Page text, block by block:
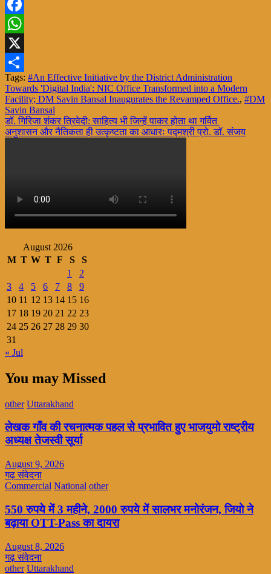
Facebook
WhatsApp
X
Share
Tags: #An Effective Initiative by the District Administration
Towards 'Digital India': NIC Office Transformed into a Modern
Facility; DM Savin Bansal Inaugurates the Revamped Office., #DM
Savin Bansal
Post
navigation
डॉ. गिरिजा शंकर त्रिवेदी: साहित्य भी जिन्हें पाकर होता था गर्वित
अनुशासन और नैतिकता ही उत्कृष्टता का आधारः पद्मश्री प्रो. डॉ. संजय
August 2026
M T W T F S
S
1
2
3
4 5 6 7 8
9
10 11 12 13 14 15 16
17 18 19 20 21 22 23
24 25 26 27 28 29 30
31
« Jul
You may Missed
other Uttarakhand
लेखक गाँव की रचनात्मक पहल से प्रभावित हुए भाजयुमो राष्ट्रीय
अध्यक्ष तेजस्वी सूर्या
August 9, 2026
गढ़ संवेदना
Commercial National other
550 रुपये में 3 महीने, 2000 रुपये में सालभर मनोरंजन, जियो ने
बढ़ाया OTT-Pass का दायरा
August 8, 2026
गढ़ संवेदना
other Uttarakhand